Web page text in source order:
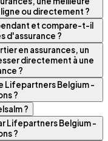
ou directement ?
et compare-t-il
d'assurance ?
en assurances, un
directement à une
?
Lifepartners Belgium -
?
?
Lifepartners Belgium -
?